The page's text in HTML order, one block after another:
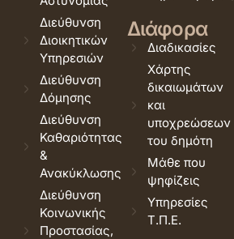
Διεύθυνση
Διοικητικών
Υπηρεσιών
Διεύθυνση
Δόμησης
Διεύθυνση
Καθαριότητας
&
Ανακύκλωσης
Διεύθυνση
Κοινωνικής
Προστασίας,
Διάφορα
Διαδικασίες
Χάρτης
δικαιωμάτων
και
υποχρεώσεων
του δημότη
Μάθε που
ψηφίζεις
Υπηρεσίες
Τ.Π.Ε.